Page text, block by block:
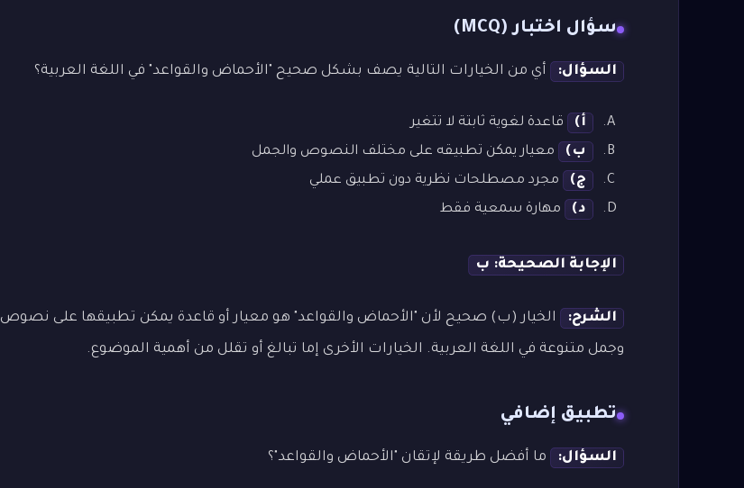
سؤال اختبار (MCQ)
السؤال: أي من الخيارات التالية يصف بشكل صحيح "الأحماض والقواعد" في اللغة العربية؟
أ)
قاعدة لغوية ثابتة لا تتغير
ب)
معيار يمكن تطبيقه على مختلف النصوص والجمل
ج)
مجرد مصطلحات نظرية دون تطبيق عملي
د)
مهارة سمعية فقط
الإجابة الصحيحة: ب
الشرح: الخيار (ب) صحيح لأن "الأحماض والقواعد" هو معيار أو قاعدة يمكن تطبيقها على نصوص
وجمل متنوعة في اللغة العربية. الخيارات الأخرى إما تبالغ أو تقلل من أهمية الموضوع.
تطبيق إضافي
السؤال: ما أفضل طريقة لإتقان "الأحماض والقواعد"؟